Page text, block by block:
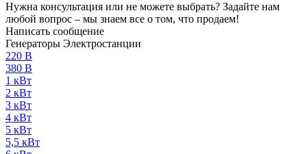
Нужна консультация или не можете выбрать? Задайте нам
любой вопрос – мы знаем все о том, что продаем!
Написать сообщение
Генераторы Электростанции
220 В
380 В
1 кВт
2 кВт
3 кВт
4 кВт
5 кВт
5,5 кВт